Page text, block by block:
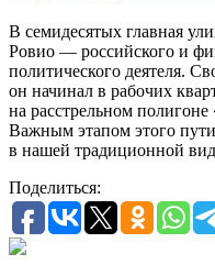
В семидесятых главная
Ровио — российского и
политического деятеля.
он начинал в рабочих
на расстрельном
Важным этапом этого
в нашей традиционной
Поделиться: